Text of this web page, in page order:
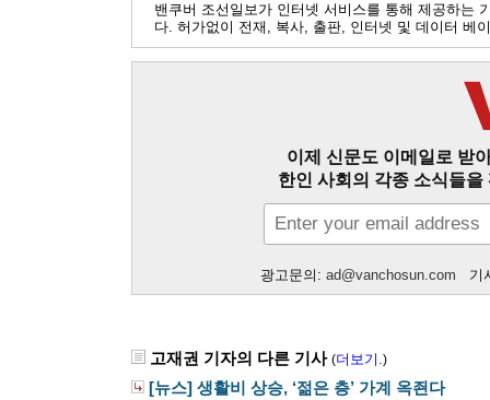
밴쿠버 조선일보가 인터넷 서비스를 통해 제공하는
다. 허가없이 전재, 복사, 출판, 인터넷 및 데이터 베
이제 신문도 이메일로 받
한인 사회의 각종 소식들
광고문의: ad@vanchosun.com 기
고재권 기자의 다른 기사 (더보기.)
[뉴스] 생활비 상승, ‘젊은 층’ 가계 옥죈다